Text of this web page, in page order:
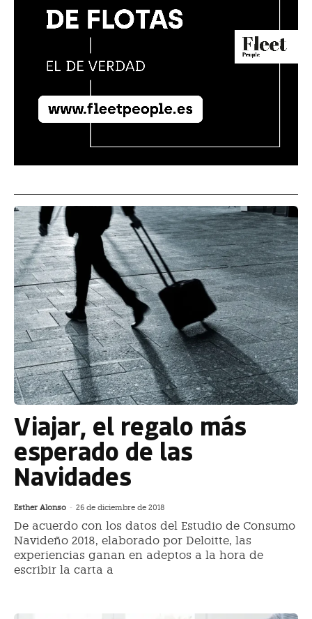
Viajar, el regalo más
esperado de las
Navidades
Esther Alonso - 26 de diciembre de 2018
De acuerdo con los datos del Estudio de Consumo
Navideño 2018, elaborado por Deloitte, las
experiencias ganan en adeptos a la hora de
escribir la carta a